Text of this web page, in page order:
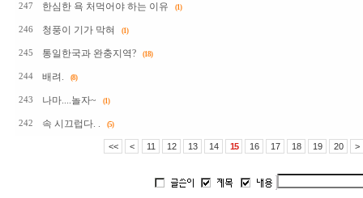
247 한심한 욕 처먹어야 하는 이유 (1)
246 청풍이 기가 막혀 (1)
245 통일한국과 완충지역? (18)
244 배려. (8)
243 나마....놀자~ (1)
242 속 시끄럽다. . (5)
<< < 11 12 13 14 15 16 17 18 19 20 >